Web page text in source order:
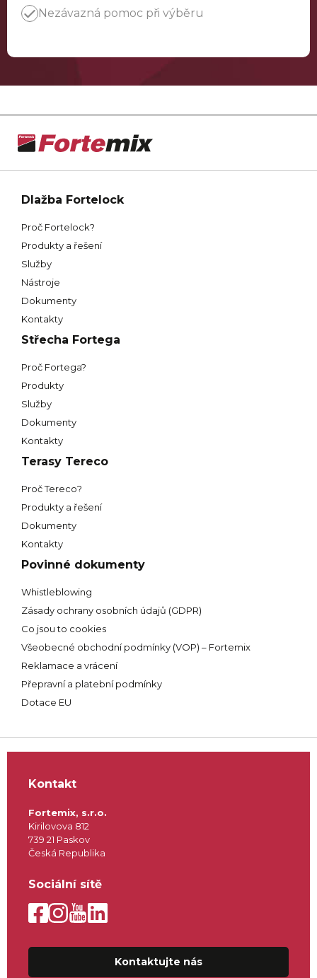
Nezávazná pomoc při výběru
Dlažba Fortelock
Proč Fortelock?
Produkty a řešení
Služby
Nástroje
Dokumenty
Kontakty
Střecha Fortega
Proč Fortega?
Produkty
Služby
Dokumenty
Kontakty
Terasy Tereco
Proč Tereco?
Produkty a řešení
Dokumenty
Kontakty
Povinné dokumenty
Whistleblowing
Zásady ochrany osobních údajů (GDPR)
Co jsou to cookies
Všeobecné obchodní podmínky (VOP) – Fortemix
Reklamace a vrácení
Přepravní a platební podmínky
Dotace EU
Kontakt
Fortemix, s.r.o.
Kirilovova 812
739 21 Paskov
Česká Republika
Sociální sítě
Kontaktujte nás